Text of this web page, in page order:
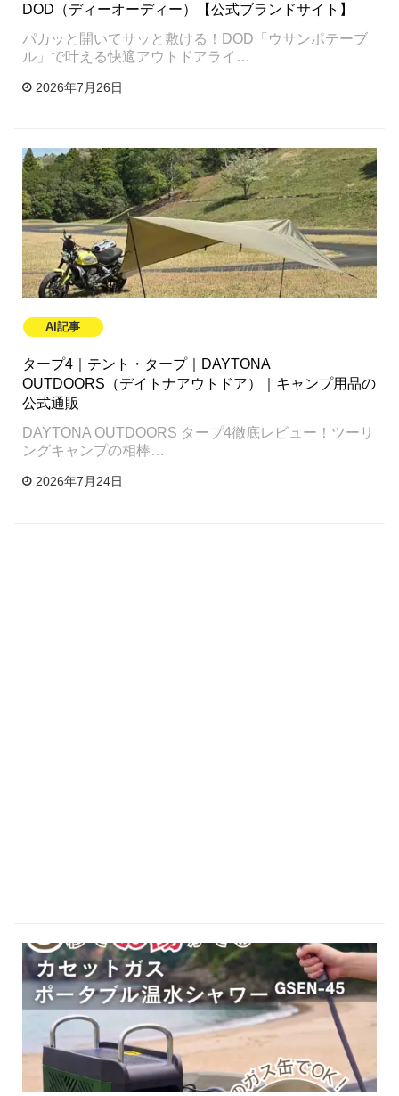
DOD（ディーオーディー）【公式ブランドサイト】
パカッと開いてサッと敷ける！DOD「ウサンポテーブ
ル」で叶える快適アウトドアライ…
2026年7月26日
AI記事
タープ4｜テント・タープ｜DAYTONA
OUTDOORS（デイトナアウトドア）｜キャンプ用品の
公式通販
DAYTONA OUTDOORS タープ4徹底レビュー！ツーリ
ングキャンプの相棒…
2026年7月24日